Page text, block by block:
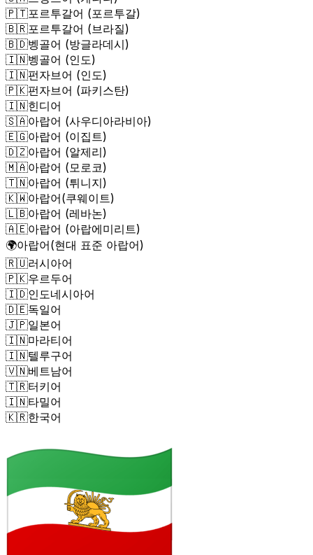
🇵🇹포르투갈어 (포르투갈)
🇧🇷포르투갈어 (브라질)
🇧🇩벵골어 (방글라데시)
🇮🇳벵골어 (인도)
🇮🇳펀자브어 (인도)
🇵🇰펀자브어 (파키스탄)
🇮🇳힌디어
🇸🇦아랍어 (사우디아라비아)
🇪🇬아랍어 (이집트)
🇩🇿아랍어 (알제리)
🇲🇦아랍어 (모로코)
🇹🇳아랍어 (튀니지)
🇰🇼아랍어(쿠웨이트)
🇱🇧아랍어 (레바논)
🇦🇪아랍어 (아랍에미리트)
🌍아랍어(현대 표준 아랍어)
🇷🇺러시아어
🇵🇰우르두어
🇮🇩인도네시아어
🇩🇪독일어
🇯🇵일본어
🇮🇳마라티어
🇮🇳텔루구어
🇻🇳베트남어
🇹🇷터키어
🇮🇳타밀어
🇰🇷한국어